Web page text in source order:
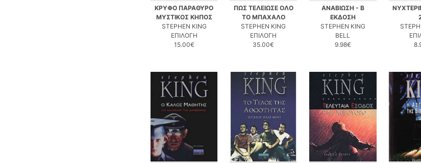
ΚΡΥΦΟ ΠΑΡΑΘΥΡΟ
ΜΥΣΤΙΚΟΣ ΚΗΠΟΣ
STEPHEN KING
ΕΠΙΛΟΓΗ
15.00€
ΠΩΣ ΤΕΛΕΙΩΣΕ ΟΛΟ
ΤΟ ΜΠΑΧΑΛΟ
STEPHEN KING
ΕΠΙΛΟΓΗ
35.00€
ΑΝΑΒΙΩΣΗ - Β
ΕΚΔΟΣΗ
STEPHEN KING
BELL
9.98€